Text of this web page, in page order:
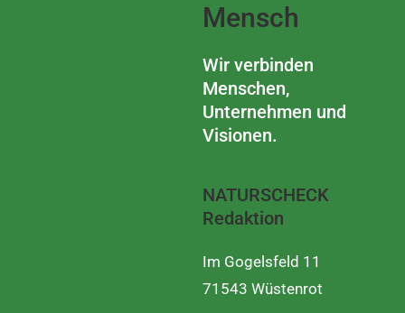
Mensch
Wir verbinden
Menschen,
Unternehmen und
Visionen.
NATURSCHECK
Redaktion
Im Gogelsfeld 11
71543 Wüstenrot